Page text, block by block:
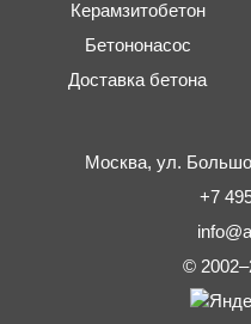
Керамзитобетон
Бетононасос
Доставка бетона
Москва, ул.
+7
©